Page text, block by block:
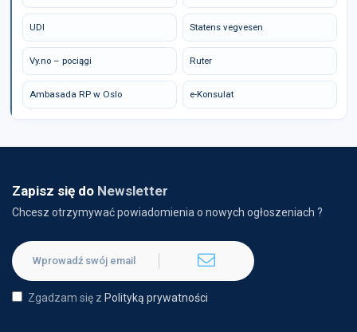
UDI Statens vegvesen
Vy.no – pociągi Ruter
Ambasada RP w Oslo e-Konsulat
Zapisz się do Newsletter
Chcesz otrzymywać powiadomienia o nowych ogłoszeniach ?
Zgadzam się z Polityką prywatności